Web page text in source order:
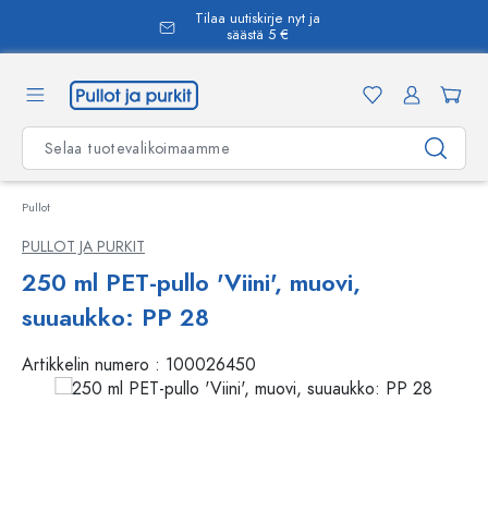
Tilaa uutiskirje nyt ja
säästä 5 €
Pullot
PULLOT JA PURKIT
250 ml PET-pullo 'Viini', muovi,
suuaukko: PP 28
Artikkelin numero : 100026450